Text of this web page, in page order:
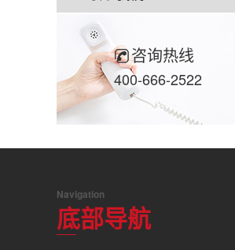
咨询热线
400-666-2522
Navigation
底部导航